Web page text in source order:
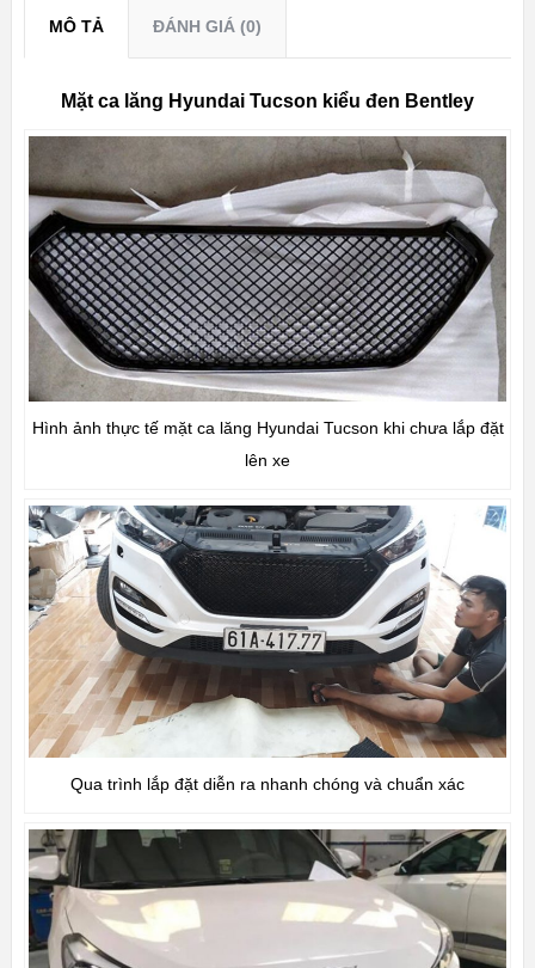
MÔ TẢ ĐÁNH GIÁ (0)
Mặt ca lăng Hyundai Tucson kiểu đen Bentley
Hình ảnh thực tế mặt ca lăng Hyundai Tucson khi chưa lắp đặt
lên xe
Qua trình lắp đặt diễn ra nhanh chóng và chuẩn xác